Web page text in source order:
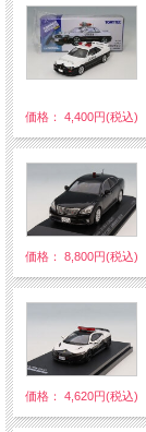
価格： 4,400円(税込)
価格： 8,800円(税込)
価格： 4,620円(税込)